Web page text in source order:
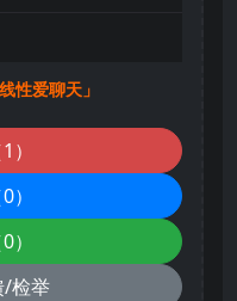
性爱聊天」
/检举